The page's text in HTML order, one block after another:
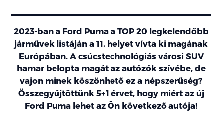
2023-ban a Ford Puma a TOP 20 legkelendőbb
járművek listáján a 11. helyet vívta ki magának
Európában. A csúcstechnológiás városi SUV
hamar belopta magát az autózók szívébe, de
vajon minek köszönhető ez a népszerűség?
Összegyűjtöttünk 5+1 érvet, hogy miért az új
Ford Puma lehet az Ön következő autója!